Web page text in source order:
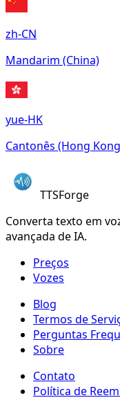
zh-CN
Mandarim (China)
yue-HK
Cantonês (Hong
TTSForge
Converta texto em
avançada de IA.
Preços
Vozes
Blog
Termos de
Perguntas
Sobre
Contato
Política de